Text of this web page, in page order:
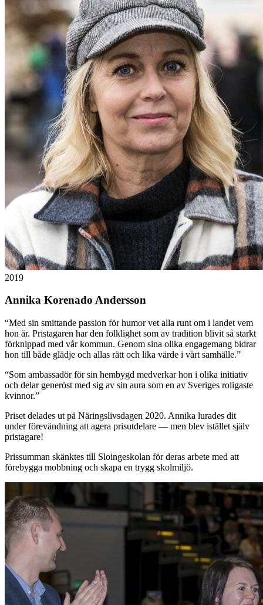
2019
Annika Korenado Andersson
“Med sin smittande passion för humor vet alla runt om i landet vem
hon är. Pristagaren har den folklighet som av tradition blivit så starkt
förknippad med vår kommun. Genom sina olika engagemang bidrar
hon till både glädje och allas rätt och lika värde i vårt samhälle.”
“Som ambassadör för sin hembygd medverkar hon i olika initiativ
och delar generöst med sig av sin aura som en av Sveriges roligaste
kvinnor.”
Priset delades ut på Näringslivsdagen 2020. Annika lurades dit
under förevändning att agera prisutdelare — men blev istället själv
pristagare!
Prissumman skänktes till Sloingeskolan för deras arbete med att
förebygga mobbning och skapa en trygg skolmiljö.